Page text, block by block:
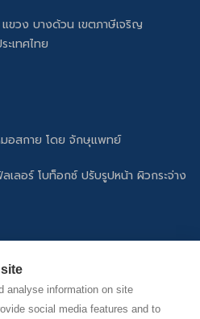
analyse information on site
social media features and to
วง บางด้วน เขตภาษีเจริญ
ะเทศไทย
อสกาย โดย จักษุแพทย์
ลอร์ โบท็อกซ์ ปรับรูปหน้า ผิวกระจ่าง
ปหน้า ฟิลเลอร์ โบท็อกซ์ ดูแลผิว